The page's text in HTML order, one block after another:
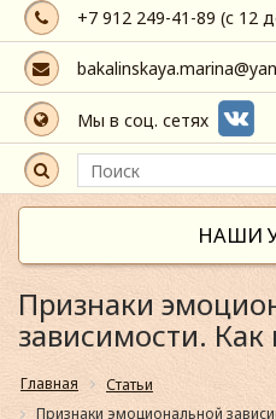
+7 912 249-41-89 (с 12
Мы в соц. сетях
НАШИ
Признаки
зависимости. Как
Главная
Статьи
Признаки эмоциональной